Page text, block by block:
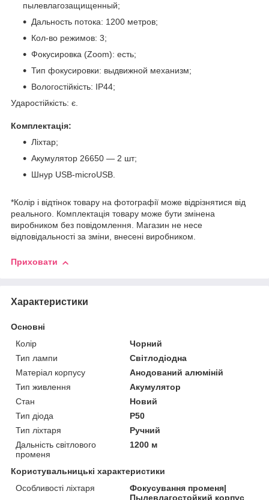
пылевлагозащищенный;
Дальность потока: 1200 метров;
Кол-во режимов: 3;
Фокусировка (Zoom): есть;
Тип фокусировки: выдвижной механизм;
Вологостійкість: IP44;
Ударостійкість: є.
Комплектація:
Ліхтар;
Акумулятор 26650 — 2 шт;
Шнур USB-microUSB.
*Колір і відтінок товару на фотографії може відрізнятися від
реального. Комплектація товару може бути змінена
виробником без повідомлення. Магазин не несе
відповідальності за зміни, внесені виробником.
Приховати
Характеристики
Основні
Колір
Чорний
Тип лампи
Світлодіодна
Матеріал корпусу
Анодований алюміній
Тип живлення
Акумулятор
Стан
Новий
Тип діода
Р50
Тип ліхтаря
Ручний
Дальність світлового
променя
1200 м
Користувальницькі характеристики
Особливості ліхтаря
Фокусування променя|
Пылевлагостойкий корпус